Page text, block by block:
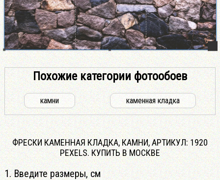
Похожие категории фотообоев
камни каменная кладка
ФРЕСКИ КАМЕННАЯ КЛАДКА, КАМНИ, AРТИКУЛ: 1920
PEXELS. КУПИТЬ В МОСКВЕ
1. Введите размеры, см